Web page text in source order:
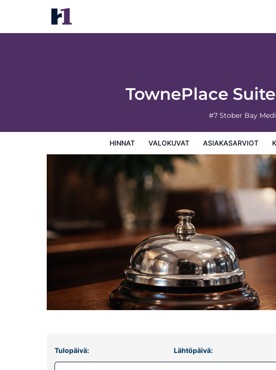
TownePlace
#7 Stober Bay
HINNAT VALOKUVAT ASIAKASARVIOT
TownePlace Suites by Marriott Medicine Hat
Hinnat
Tulopäivä: Lähtöpäivä: